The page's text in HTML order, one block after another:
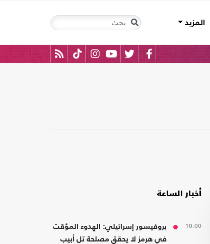
المزيد
أخبار الساعة
10:00
بروفيسور إسرائيلي: الهدوء المؤقت
في هرمز لا يحقق مصلحة تل أبيب